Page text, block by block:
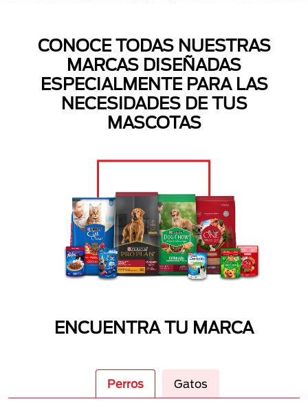
CONOCE TODAS NUESTRAS
MARCAS DISEÑADAS
ESPECIALMENTE PARA LAS
NECESIDADES DE TUS
MASCOTAS
ENCUENTRA TU MARCA
Perros Gatos